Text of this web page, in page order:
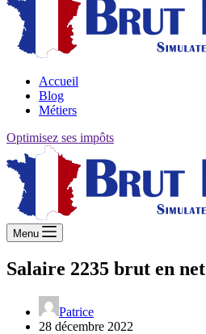
Accueil
Blog
Métiers
Optimisez ses impôts
Menu
Salaire 2235 brut en net
Patrice
28 décembre 2022